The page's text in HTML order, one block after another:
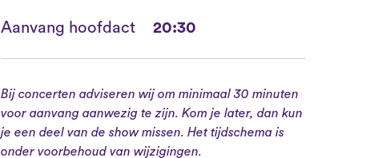
Aanvang hoofdact 20:30
Bij concerten adviseren wij om minimaal 30 minuten
voor aanvang aanwezig te zijn. Kom je later, dan kun
je een deel van de show missen. Het tijdschema is
onder voorbehoud van wijzigingen.